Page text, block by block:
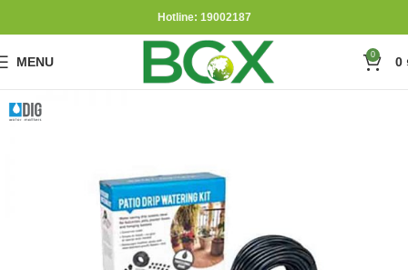
Hotline: 19002187
MENU 0 0